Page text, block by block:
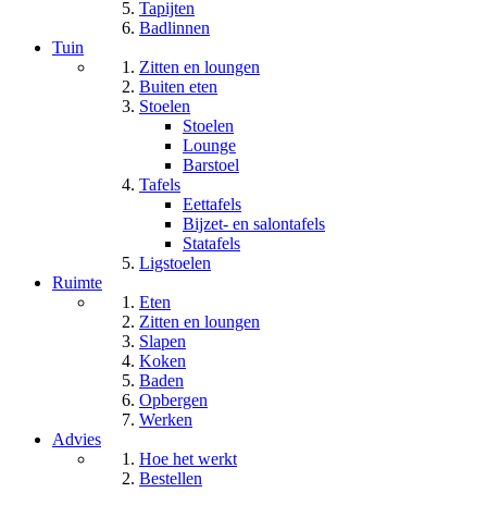
Tapijten
Badlinnen
Tuin
Zitten en loungen
Buiten eten
Stoelen
Stoelen
Lounge
Barstoel
Tafels
Eettafels
Bijzet- en salontafels
Statafels
Ligstoelen
Ruimte
Eten
Zitten en loungen
Slapen
Koken
Baden
Opbergen
Werken
Advies
Hoe het werkt
Bestellen